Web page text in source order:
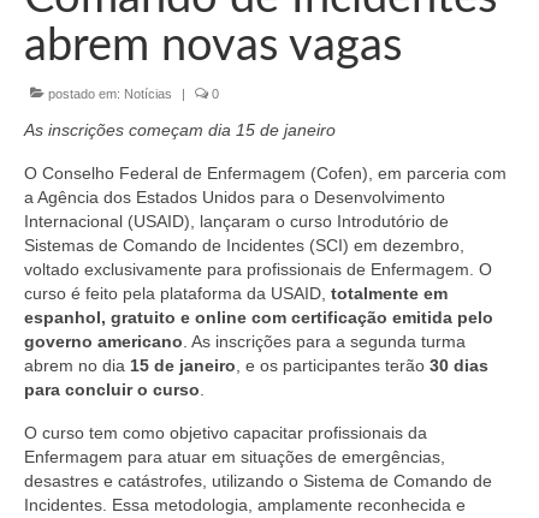
Conselheiros e Diretoria
Câmaras Técnicas
Governança
Transparência e Prestação de Contas
Eleições
Eleições Triênio 2027-2029
Eleições 2023
Eleições Anteriores
Agenda do presidente
abrem novas vagas
postado em: Notícias | 0
As inscrições começam dia 15 de janeiro
O Conselho Federal de Enfermagem (Cofen), em parceria com
a Agência dos Estados Unidos para o Desenvolvimento
Internacional (USAID), lançaram o curso Introdutório de
Sistemas de Comando de Incidentes (SCI) em dezembro,
voltado exclusivamente para profissionais de Enfermagem. O
curso é feito pela plataforma da USAID, totalmente em
espanhol, gratuito e online com certificação emitida pelo
governo americano . As inscrições para a segunda turma
abrem no dia 15 de janeiro , e os participantes terão 30 dias
para concluir o curso
O curso tem como objetivo capacitar profissionais da
Enfermagem para atuar em situações de emergências,
desastres e catástrofes, utilizando o Sistema de Comando de
Incidentes. Essa metodologia, amplamente reconhecida e